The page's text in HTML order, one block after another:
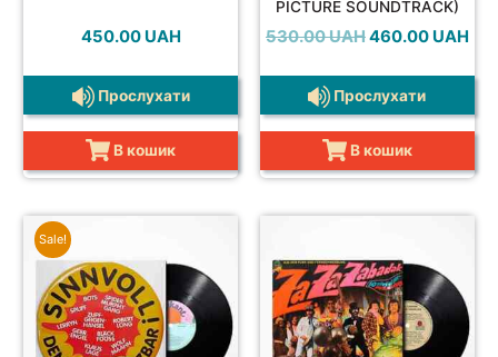
450.00 UAH
Прослухати
В кошик
PICTURE SOUNDTRACK)
VINYL LP
530.00UAH Оригінальна
460.00 UAH
Прослухати
В кошик
Sale!